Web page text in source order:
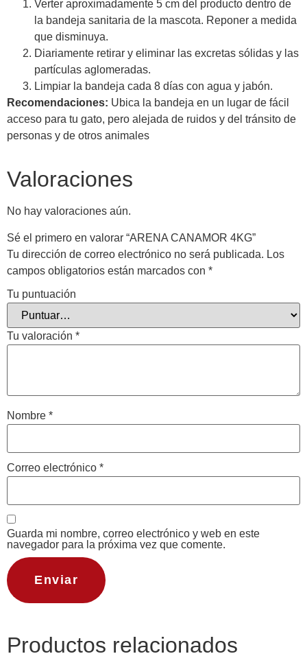
Verter aproximadamente 5 cm del producto dentro de
la bandeja sanitaria de la mascota. Reponer a medida
que disminuya.
Diariamente retirar y eliminar las excretas sólidas y las
partículas aglomeradas.
Limpiar la bandeja cada 8 días con agua y jabón.
Recomendaciones: Ubica la bandeja en un lugar de fácil
acceso para tu gato, pero alejada de ruidos y del tránsito de
personas y de otros animales
Valoraciones
No hay valoraciones aún.
Sé el primero en valorar “ARENA CANAMOR 4KG”
Tu dirección de correo electrónico no será publicada. Los
campos obligatorios están marcados con *
Tu puntuación
Tu valoración *
Nombre *
Correo electrónico *
Guarda mi nombre, correo electrónico y web en este
navegador para la próxima vez que comente.
Productos relacionados